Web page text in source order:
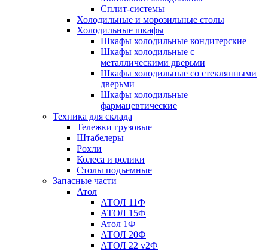
Сплит-системы
Холодильные и морозильные столы
Холодильные шкафы
Шкафы холодильные кондитерские
Шкафы холодильные с
металлическими дверьми
Шкафы холодильные со стеклянными
дверьми
Шкафы холодильные
фармацевтические
Техника для склада
Тележки грузовые
Штабелеры
Рохли
Колеса и ролики
Столы подъемные
Запасные части
Атол
АТОЛ 11Ф
АТОЛ 15Ф
Атол 1Ф
АТОЛ 20Ф
АТОЛ 22 v2Ф